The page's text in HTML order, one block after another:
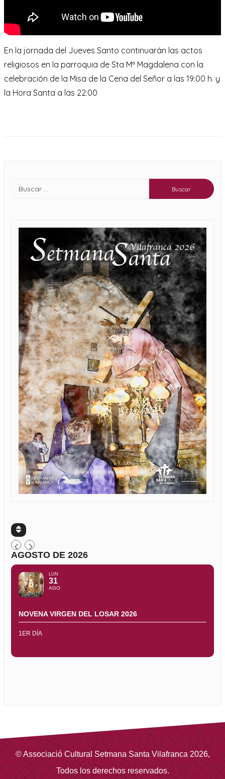
En la jornada del Jueves Santo continuarán las actos
religiosos en la parroquia de Sta Mª Magdalena con la
celebración de la Misa de la Cena del Señor a las 19:00 h. y
la Hora Santa a las 22:00
AGOSTO DE 2026
LUN
31
AGO
NOVENA VIRGEN DEL LOSAR 2026
1ER DÍA
©Associació Cultural Setmana Santa Vilafranca 2026,
Todos los derechos reservados.